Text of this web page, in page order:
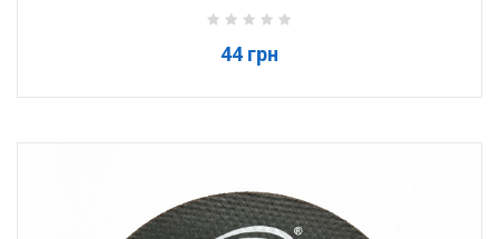
44 грн